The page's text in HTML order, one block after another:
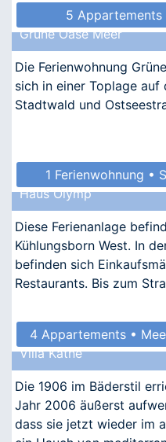
5
Grüne Oase Meer
Die Ferienwohnung
sich in einer Toplage auf
Stadtwald und
1 Ferienwohnung •
Haus Olymp
Diese Ferienanlage
Kühlungsborn West. In
befinden sich
Restaurants. Bis zum
4 Appartements •
Villa Käthe
Die 1906 im Bäderstil
Jahr 2006 äußerst
dass sie jetzt wieder im